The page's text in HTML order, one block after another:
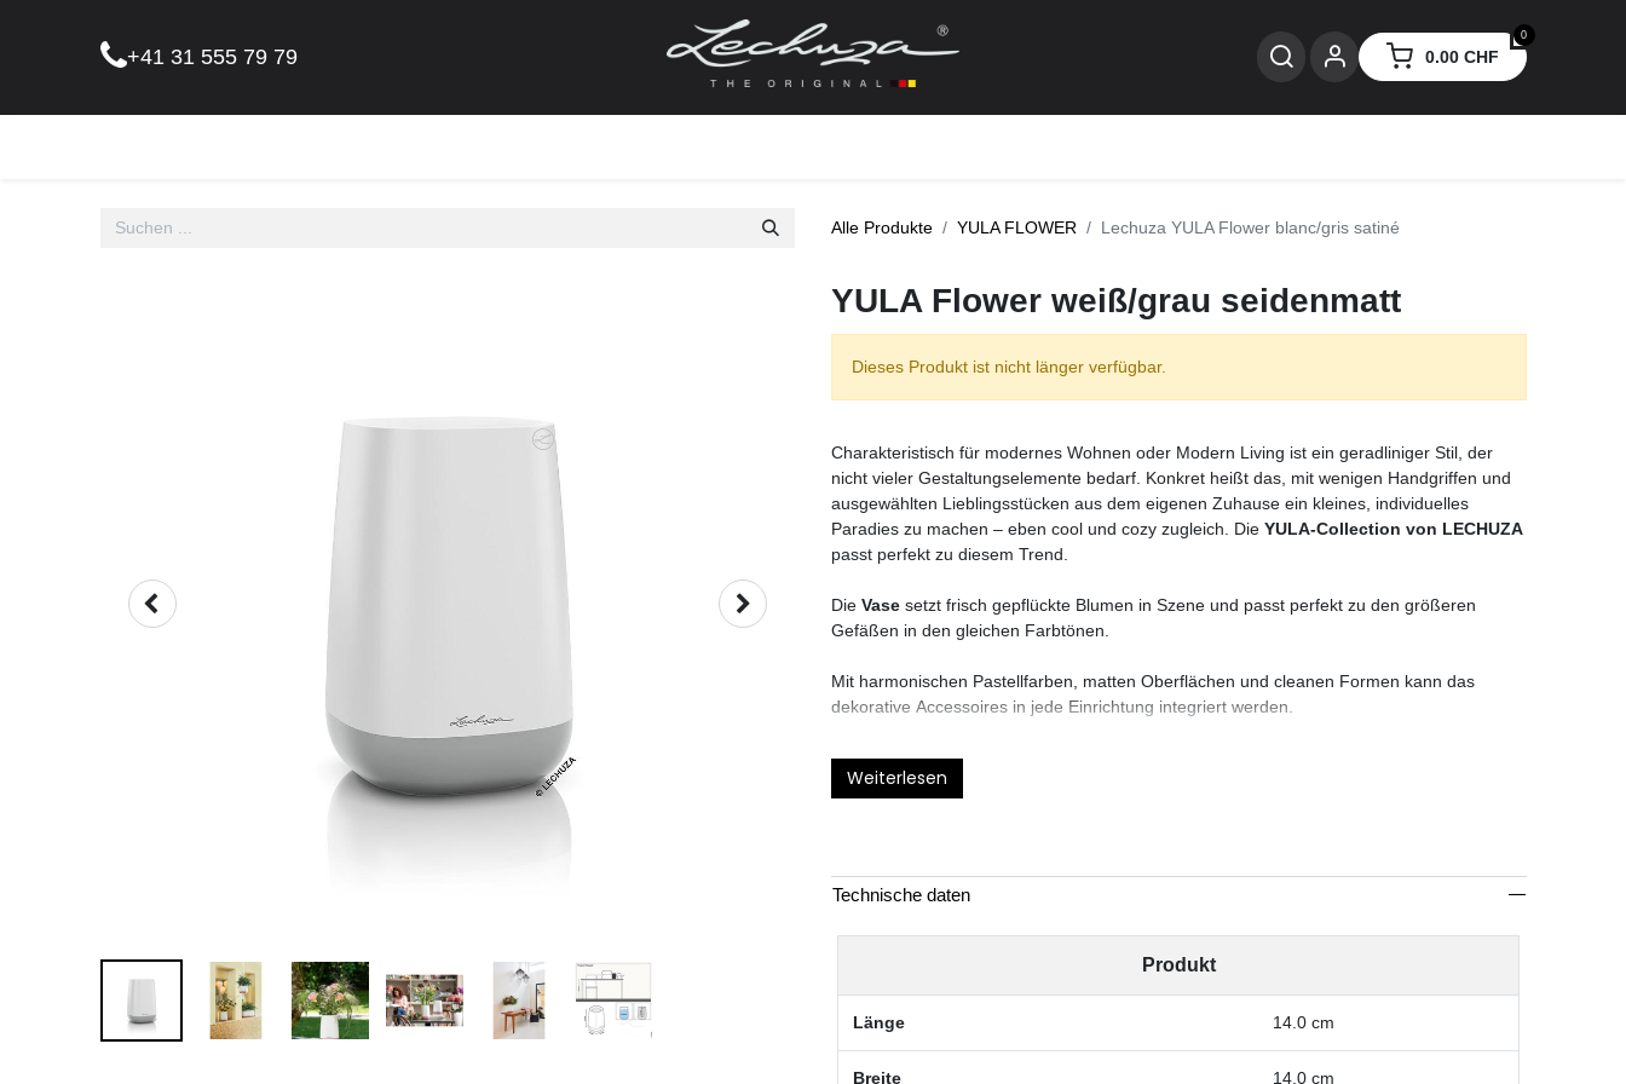
+41 31 555 79 79
0
0.00CHF
Alle Produkte YULA FLOWER Lechuza YULA Flower blanc/gris satiné
YULA Flower weiß/grau seidenmatt
Dieses Produkt ist nicht länger verfügbar.
Charakteristisch für modernes Wohnen oder Modern Living ist ein geradliniger Stil, der
nicht vieler Gestaltungselemente bedarf. Konkret heißt das, mit wenigen Handgriffen und
ausgewählten Lieblingsstücken aus dem eigenen Zuhause ein kleines, individuelles
Paradies zu machen – eben cool und cozy zugleich. Die YULA-Collection von LECHUZA
passt perfekt zu diesem Trend.
Die Vase setzt frisch gepflückte Blumen in Szene und passt perfekt zu den größeren
Gefäßen in den gleichen Farbtönen.
Mit harmonischen Pastellfarben, matten Oberflächen und cleanen Formen kann das
dekorative Accessoires in jede Einrichtung integriert werden.
Weiterlesen
Technische daten
Produkt
Länge 14.0 cm
Breite 14.0 cm